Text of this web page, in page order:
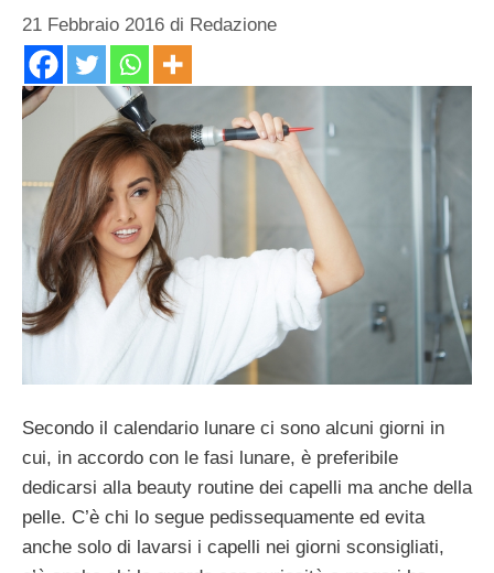
21 Febbraio 2016 di Redazione
Secondo il calendario lunare ci sono alcuni giorni in
cui, in accordo con le fasi lunare, è preferibile
dedicarsi alla beauty routine dei capelli ma anche della
pelle. C’è chi lo segue pedissequamente ed evita
anche solo di lavarsi i capelli nei giorni sconsigliati,